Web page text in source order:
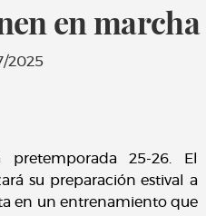
en marcha
2025
25-26. El
su preparación estival a
en un entrenamiento que